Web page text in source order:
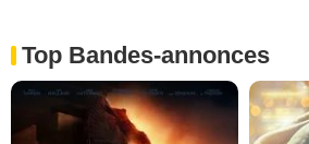
Top Bandes-annonces